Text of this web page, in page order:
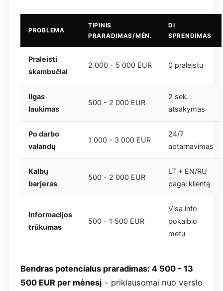
PROBLEMA
TIPINIS
PRARADIMAS/MĖN.
DI
SPRENDIMAS
Praleisti
skambučiai
2 000 - 5 000 EUR 0 praleistų
Ilgas
laukimas
500 - 2 000 EUR
2 sek.
atsakymas
Po darbo
valandų
1 000 - 3 000 EUR
24/7
aptarnavimas
Kalbų
barjeras
500 - 2 000 EUR
LT + EN/RU
pagal klientą
Informacijos
trūkumas
500 - 1 500 EUR
Visa info
pokalbio
metu
Bendras potencialus praradimas: 4 500 - 13
500 EUR per mėnesį - priklausomai nuo verslo